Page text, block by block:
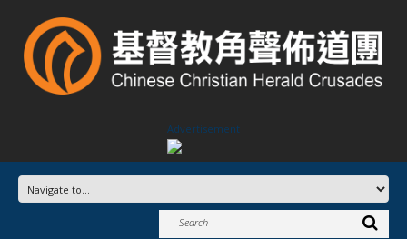
Advertisement